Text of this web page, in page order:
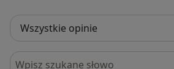
Szukaj w opiniach